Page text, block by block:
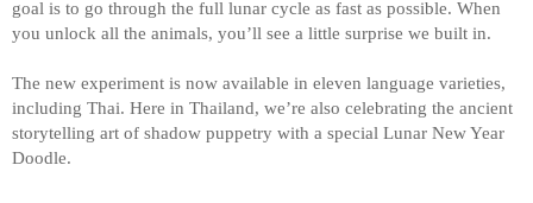
goal is to go through the full lunar cycle as fast as possible. When
you unlock all the animals, you’ll see a little surprise we built in.
The new experiment is now available in eleven language varieties,
including Thai. Here in Thailand, we’re also celebrating the ancient
storytelling art of shadow puppetry with a special Lunar New Year
Doodle.